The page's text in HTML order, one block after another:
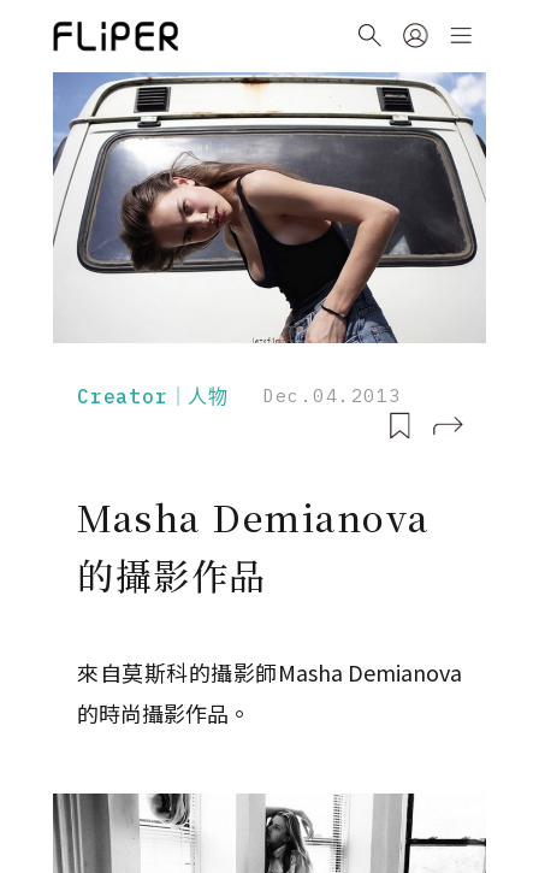
Creator｜人物 Dec.04.2013
Masha Demianova
的攝影作品
來自莫斯科的攝影師Masha Demianova
的時尚攝影作品。